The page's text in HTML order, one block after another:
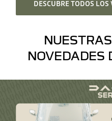
DESCUBRE TODOS
NOVEDADES